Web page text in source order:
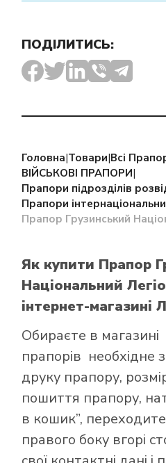
ПОДІЛИТИСЬ:
Головна|Товари|Всі
ВІЙСЬКОВІ ПРАПОРИ|
Прапори підрозділів
Прапори
Прапор Грузинський
Як купити Прапор
Національний
інтернет-магазині
Обираєте в магазині
прапорів необхідне
друку прапору,
пошиття прапору,
в кошик”,
правого боку вгорі